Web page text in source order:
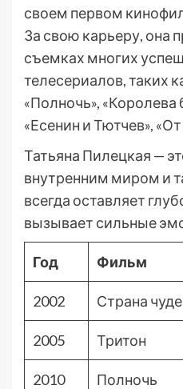
своем первом
За свою карьеру, она
съемках многих
телесериалов, таких
«Полночь», «Королева
«Есенин и Тютчев»,
Татьяна Пилецкая —
внутренним миром и
всегда оставляет
вызывает сильные
Год Фильм
2002 Страна
2005 Тритон
2010 Полночь